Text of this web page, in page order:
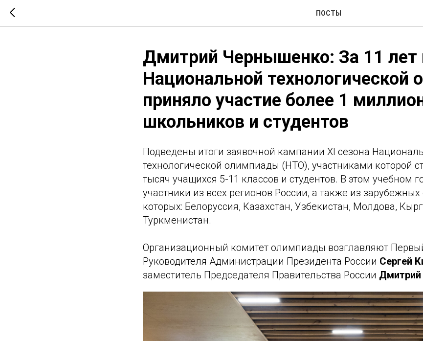
ПОСТЫ
Дмитрий Чернышенко: За 11 лет
Национальной технологической
приняло участие более 1
школьников и студентов
Подведены итоги заявочной кампании XI сезона
технологической олимпиады (НТО), участниками которой
тысяч учащихся 5-11 классов и студентов. В этом учебном
участники из всех регионов России, а также из зарубежных
которых: Белоруссия, Казахстан, Узбекистан, Молдова,
Туркменистан.
Организационный комитет олимпиады возглавляют
Руководителя Администрации Президента России Сергей
заместитель Председателя Правительства России